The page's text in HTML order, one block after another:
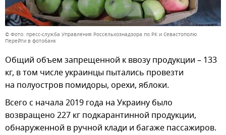
© Фото: пресс-служба Управления Россельхознадзора по РК и Севастополю
Перейти в фотобанк
Общий объем запрещенной к ввозу продукции – 133
кг, в том числе украинцы пытались провезти
на полуостров помидоры, орехи, яблоки.
Всего с начала 2019 года на Украину было
возвращено 227 кг подкарантинной продукции,
обнаруженной в ручной клади и багаже пассажиров.